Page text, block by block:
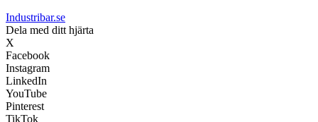
Industribar.se
Dela med ditt hjärta
X
Facebook
Instagram
LinkedIn
YouTube
Pinterest
TikTok